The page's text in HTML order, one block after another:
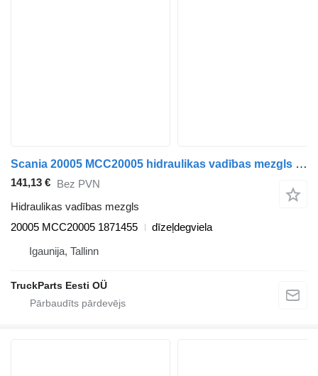
Scania 20005 MCC20005 hidraulikas vadības mezgls paredzēts Scania K-Series (2016-) autobusa
141,13 € Bez PVN
Hidraulikas vadības mezgls
20005 MCC20005 1871455
dīzeļdegviela
Igaunija, Tallinn
TruckParts Eesti OÜ